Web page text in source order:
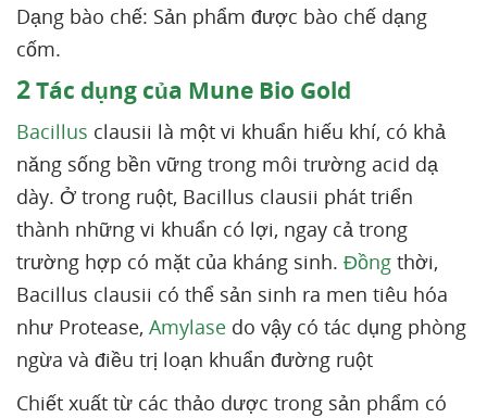
Dạng bào chế: Sản phẩm được bào chế dạng
cốm.
2Tác dụng của Mune Bio Gold
Bacillus clausii là một vi khuẩn hiếu khí, có khả
năng sống bền vững trong môi trường acid dạ
dày. Ở trong ruột, Bacillus clausii phát triển
thành những vi khuẩn có lợi, ngay cả trong
trường hợp có mặt của kháng sinh. Đồng thời,
Bacillus clausii có thể sản sinh ra men tiêu hóa
như Protease, Amylase do vậy có tác dụng phòng
ngừa và điều trị loạn khuẩn đường ruột
Chiết xuất từ các thảo dược trong sản phẩm có